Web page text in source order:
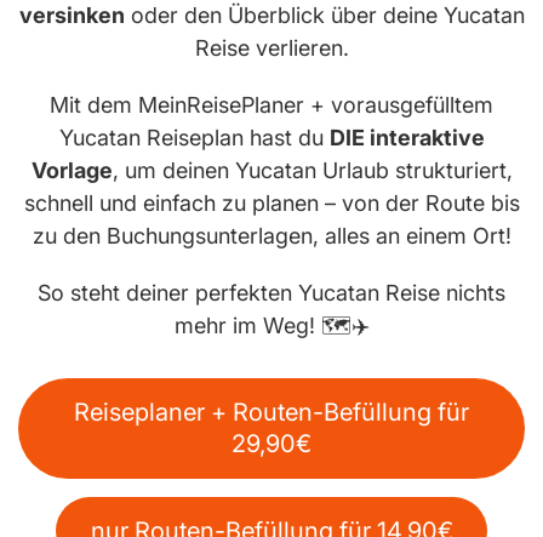
versinken oder den Überblick über deine Yucatan
Reise verlieren.
Mit dem MeinReisePlaner + vorausgefülltem
Yucatan Reiseplan hast du DIE interaktive
Vorlage, um deinen Yucatan Urlaub strukturiert,
schnell und einfach zu planen – von der Route bis
zu den Buchungsunterlagen, alles an einem Ort!
So steht deiner perfekten Yucatan Reise nichts
mehr im Weg! 🗺️✈️
Reiseplaner + Routen-Befüllung für
29,90€
nur Routen-Befüllung für 14,90€